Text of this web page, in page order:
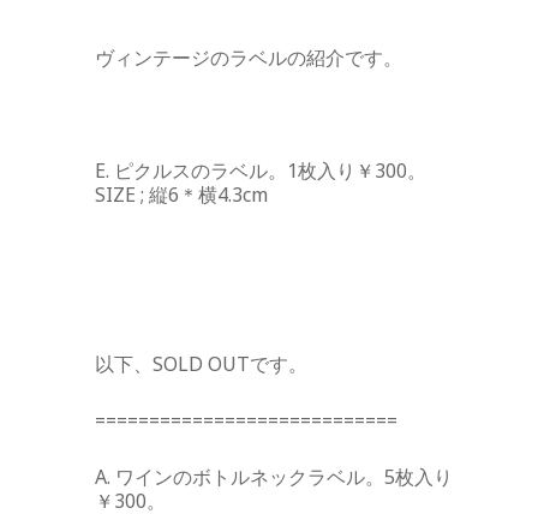
ヴィンテージのラベルの紹介です。
E. ピクルスのラベル。1枚入り￥300。
SIZE ; 縦6＊横4.3cm
以下、SOLD OUTです。
============================
A. ワインのボトルネックラベル。5枚入り
￥300。